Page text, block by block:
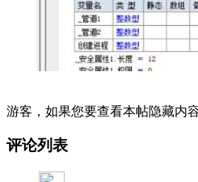
游客，如果您要查看本帖隐藏内
评论列表